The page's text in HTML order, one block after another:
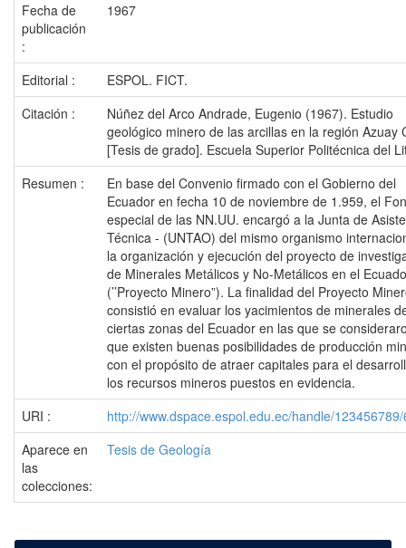
Fecha de
publicación
:
1967
Editorial :
ESPOL. FICT.
Citación :
Núñez del Arco Andrade, Eugenio (1967). Estudio
geológico minero de las arcillas en la región Azuay
[Tesis de grado]. Escuela Superior Politécnica del
Resumen :
En base del Convenio firmado con el Gobierno del
Ecuador en fecha 10 de noviembre de 1.959, el
especial de las NN.UU. encargó a la Junta de
Técnica - (UNTAO) del mismo organismo
la organización y ejecución del proyecto de
de Minerales Metálicos y No-Metálicos en el
(’’Proyecto Minero”). La finalidad del Proyecto
consistió en evaluar los yacimientos de minerales
ciertas zonas del Ecuador en las que se
que existen buenas posibilidades de producción
con el propósito de atraer capitales para el
los recursos mineros puestos en evidencia.
URI :
http://www.dspace.espol.edu.ec/handle/
Aparece en
las
colecciones:
Tesis de Geología